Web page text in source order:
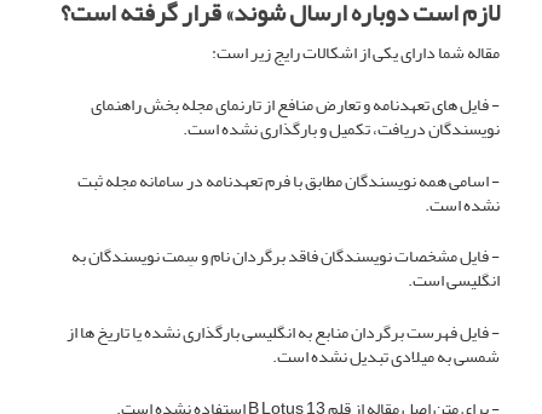
لازم است دوباره ارسال شوند» قرار گرفته است؟
مقاله شما دارای یکی از اشکالات رایج زیر است:
- فایل های تعهدنامه و تعارض منافع از تارنمای مجله بخش راهنمای
نویسندگان دریافت، تکمیل و بارگذاری نشده است.
- اسامی همه نویسندگان مطابق با فرم تعهدنامه در سامانه مجله ثبت
نشده است.
- فایل مشخصات نویسندگان فاقد برگردان نام و سِمت نویسندگان به
انگلیسی است.
- فایل فهرست برگردان منابع به انگلیسی بارگذاری نشده یا تاریخ ها از
شمسی به میلادی تبدیل نشده است.